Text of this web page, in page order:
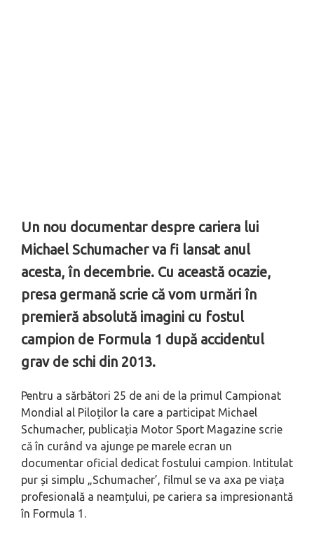
Un nou documentar despre cariera lui
Michael Schumacher va fi lansat anul
acesta, în decembrie. Cu această ocazie,
presa germană scrie că vom urmări în
premieră absolută imagini cu fostul
campion de Formula 1 după accidentul
grav de schi din 2013.
Pentru a sărbători 25 de ani de la primul Campionat
Mondial al Piloților la care a participat Michael
Schumacher, publicația Motor Sport Magazine scrie
că în curând va ajunge pe marele ecran un
documentar oficial dedicat fostului campion. Intitulat
pur și simplu „Schumacher’, filmul se va axa pe viața
profesională a neamțului, pe cariera sa impresionantă
în Formula 1.